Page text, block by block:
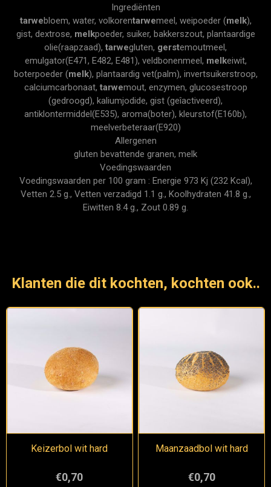
Ingrediënten
tarwebloem, water, volkorentarwemeel, weipoeder (melk),
gist, dextrose, melkpoeder, suiker, bakkerszout, plantaardige
olie(raapzaad), tarwegluten, gerstemoutmeel,
emulgator(E471, E482, E481), veldbonenmeel, melkeiwit,
boterpoeder (melk), plantaardig vet(palm), invertsuikerstroop,
calciumcarbonaat, tarwemout, enzymen, glucosestroop
(gedroogd), kaliumjodide, gist (geîactiveerd),
antiklontermiddel(E535), aroma(boter), kleurstof(E160b),
meelverbeteraar(E920)
Allergenen
gluten bevattende granen, melk
Voedingswaarden
Voedingswaarden per 100 gram : Energie 973 Kj (232 Kcal),
Vetten 2.5 g., Vetten verzadigd 1.1 g., Koolhydraten 41.8 g.,
Eiwitten 8.4 g., Zout 0.89 g.
Klanten die dit kochten, kochten ook..
Keizerbol wit hard
€0,70
Maanzaadbol wit hard
€0,70